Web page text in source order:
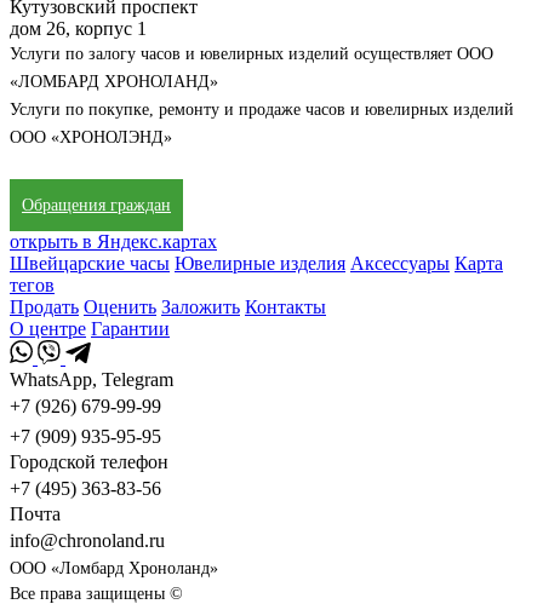
Кутузовский проспект
дом 26, корпус 1
Услуги по залогу часов и ювелирных изделий осуществляет ООО
«ЛОМБАРД ХРОНОЛАНД»
Услуги по покупке, ремонту и продаже часов и ювелирных изделий
ООО «ХРОНОЛЭНД»
Обращения граждан
открыть в Яндекс.картах
Швейцарские часы Ювелирные изделия Аксессуары Карта
тегов
Продать Оценить Заложить Контакты
О центре Гарантии
WhatsApp, Telegram
+7 (926) 679-99-99
+7 (909) 935-95-95
Городской телефон
+7 (495) 363-83-56
Почта
info@chronoland.ru
ООО «Ломбард Хроноланд»
Все права защищены ©